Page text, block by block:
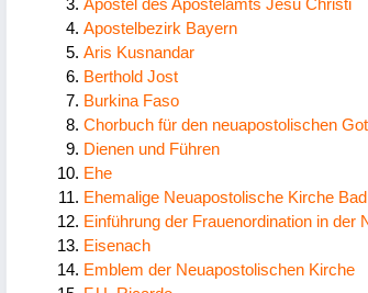
Apostel des Apostelamts Jesu Christi
Apostelbezirk Bayern
Aris Kusnandar
Berthold Jost
Burkina Faso
Chorbuch für den neuapostolischen
Dienen und Führen
Ehe
Ehemalige Neuapostolische Kirche
Einführung der Frauenordination in
Eisenach
Emblem der Neuapostolischen Kirche